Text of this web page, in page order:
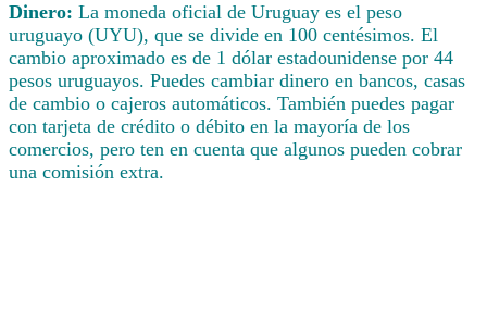
Dinero: La moneda oficial de Uruguay es el peso
uruguayo (UYU), que se divide en 100 centésimos. El
cambio aproximado es de 1 dólar estadounidense por 44
pesos uruguayos. Puedes cambiar dinero en bancos, casas
de cambio o cajeros automáticos. También puedes pagar
con tarjeta de crédito o débito en la mayoría de los
comercios, pero ten en cuenta que algunos pueden cobrar
una comisión extra.